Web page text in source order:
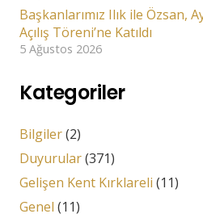
Başkanlarımız Ilık ile Özsan,
Açılış Töreni’ne Katıldı
5 Ağustos 2026
Kategoriler
Bilgiler(2)
Duyurular(371)
Gelişen Kent Kırklareli (11)
Genel (11)